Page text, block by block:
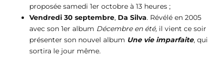
proposée samedi 1er octobre à 13 heures ;
Vendredi 30 septembre, Da Silva. Révélé en 2005
avec son 1er album Décembre en été, il vient ce soir
présenter son nouvel album Une vie imparfaite, qui
sortira le jour même.